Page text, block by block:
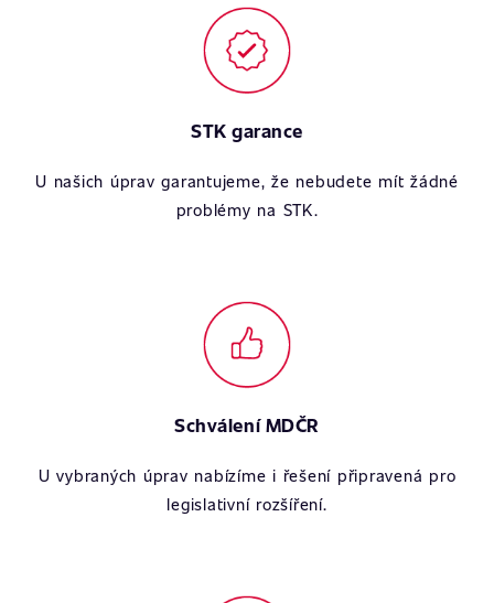
STK garance
U našich úprav garantujeme, že nebudete mít žádné
problémy na STK.
Schválení MDČR
U vybraných úprav nabízíme i řešení připravená pro
legislativní rozšíření.